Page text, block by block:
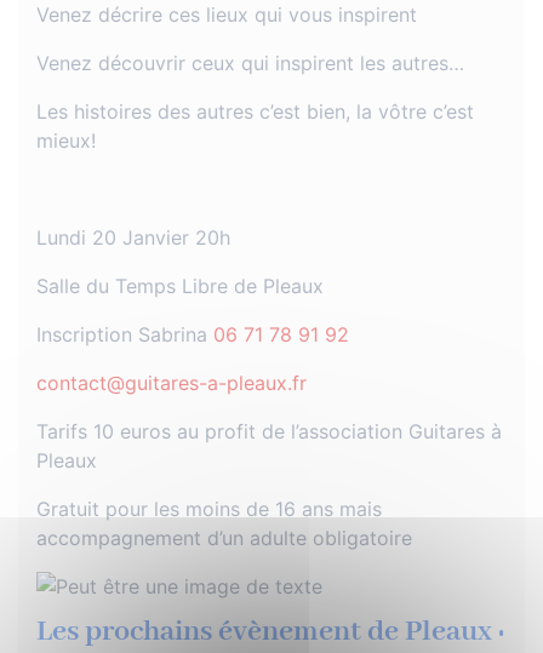
Venez décrire ces lieux qui vous inspirent
Venez découvrir ceux qui inspirent les autres…
Les histoires des autres c’est bien, la vôtre c’est
mieux!
Lundi 20 Janvier 20h
Salle du Temps Libre de Pleaux
Inscription Sabrina 06 71 78 91 92
contact@guitares-a-pleaux.fr
Tarifs 10 euros au profit de l’association Guitares à
Pleaux
Gratuit pour les moins de 16 ans mais
accompagnement d’un adulte obligatoire
Les prochains évènement de Pleaux :